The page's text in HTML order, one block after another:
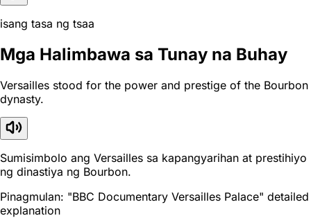
isang tasa ng tsaa
Mga Halimbawa sa Tunay na Buhay
Versailles stood for the power and prestige of the Bourbon
dynasty.
Sumisimbolo ang Versailles sa kapangyarihan at prestihiyo
ng dinastiya ng Bourbon.
Pinagmulan: "BBC Documentary Versailles Palace" detailed
explanation